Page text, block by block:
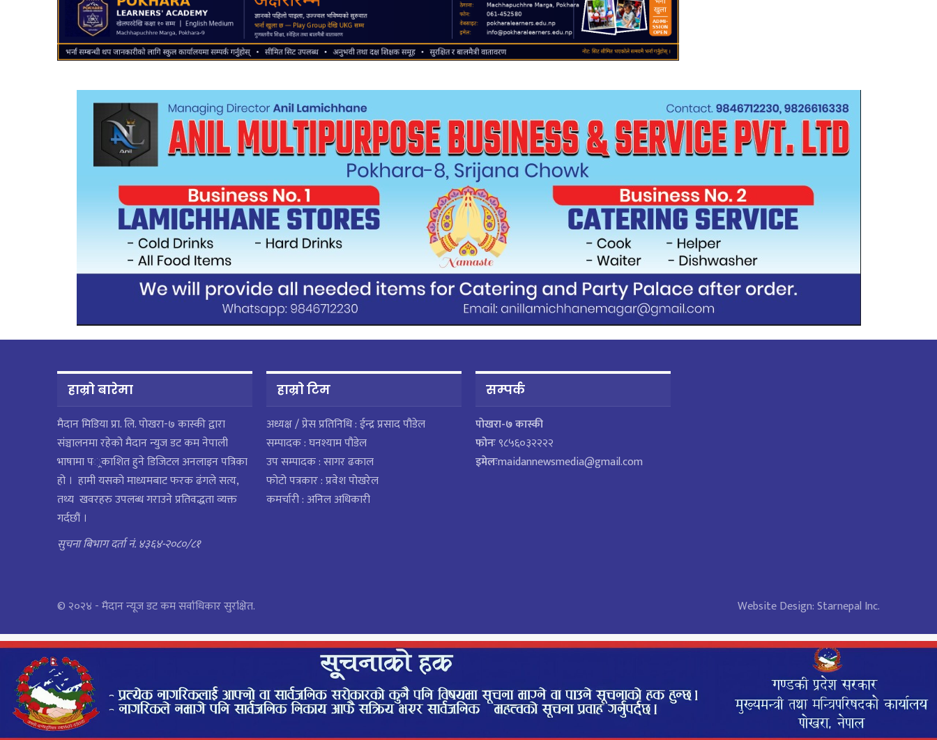
हाम्रो बारेमा
मैदान मिडिया प्रा. लि. पाेखरा-७ कास्की द्वारा
संञ्चालनमा रहेको मैदान न्युज डट कम नेपाली
भाषामा प्रकाशित हुने डिजिटल अनलाइन पत्रिका
हो । हामी यसको माध्यमबाट फरक ढंगले सत्य,
तथ्य खवरहरु उपलब्ध गराउने प्रतिवद्धता व्यक्त
गर्दछौं ।
सुचना बिभाग दर्ता नं. ४३६४-२०८०/८१
हाम्राे टिम
अध्यक्ष / प्रेस प्रतिनिधि : ईन्द्र प्रसाद पौडेल
सम्पादक : घनश्याम पौडेल
उप सम्पादक : सागर ढकाल
फोटो पत्रकार : प्रवेश पोखरेल
कमर्चारी : अनिल अधिकारी
सम्पर्क
पाेखरा-७ कास्की
फोनः९८५६०३२२२२
इमेलःmaidannewsmedia@gmail.com
© २०२४ - मैदान न्यूज डट कम सर्वाधिकार सुरक्षित. Website Design:Starnepal Inc.